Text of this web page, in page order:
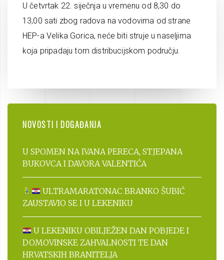
U četvrtak 22. siječnja u vremenu od 8,30 do
13,00 sati zbog radova na vodovima od strane
HEP-a Velika Gorica, neće biti struje u naseljima
koja pripadaju tom distribucijskom području.
NOVOSTI I DOGAĐANJA
U SPOMEN NA IVANA PERECA, STJEPANA
BUKOVCA I DAVORA VALENTIĆA
ULTRAMARATONAC BRANKO ŠUBIĆ
ZAUSTAVIO SE I U LEKENIKU
U LEKENIKU OBILJEŽEN DAN POBJEDE I
DOMOVINSKE ZAHVALNOSTI TE DAN
HRVATSKIH BRANITELJA